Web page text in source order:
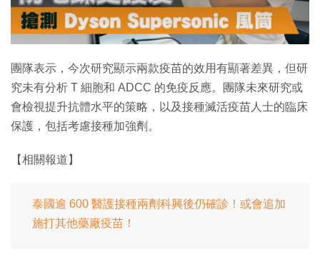
.
團隊表示，今次研究顯示兩款疫苗的效用有顯著差異，但研
究未有分析 T 細胞和 ADCC 的免疫反應。團隊未來研究或
會檢視提升抗體水平的策略，以及接種滅活疫苗人士的臨床
保護，包括考慮接種加強劑。
【相關報道】
泰國逾 600 醫護接種兩劑科興後仍確診！或會追加
施打其他藥廠疫苗！